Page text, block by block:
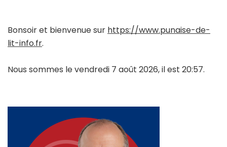
Bonsoir et bienvenue sur https://www.punaise-de-
lit-info.fr.
Nous sommes le vendredi 7 août 2026, il est 20:57.